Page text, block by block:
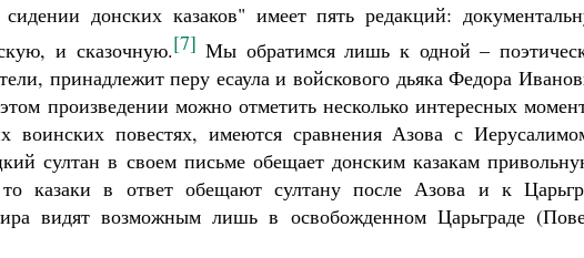
донских казаков" имеет пять редакций:
и сказочную.[7] Мы обратимся лишь к одной –
принадлежит перу есаула и войскового дьяка Федора
произведении можно отметить несколько интересных
повестях, имеются сравнения Азова с
султан в своем письме обещает донским казакам
казаки в ответ обещают султану после Азова и к
видят возможным лишь в освобожденном Царьграде